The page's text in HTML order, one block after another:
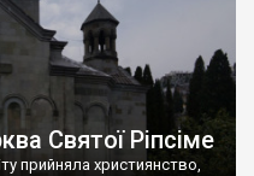
Святої Ріпсіме
прийняла християнство,